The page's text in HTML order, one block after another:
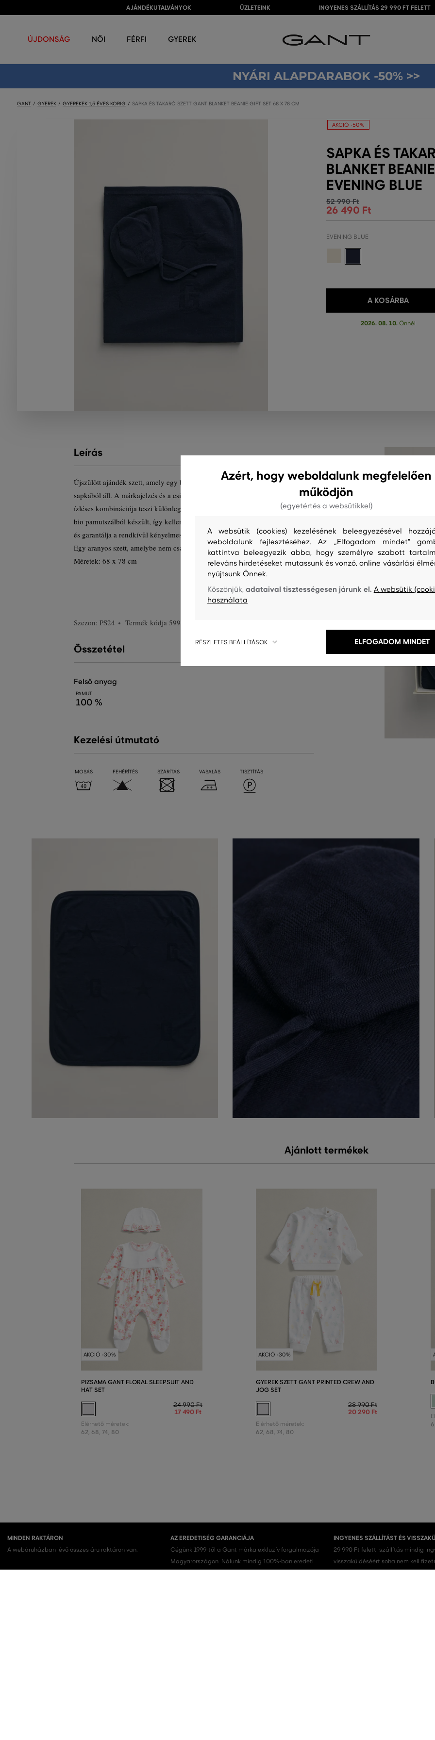
AJÁNDÉKUTALVÁNYOK ÜZLETEINK INGYENES SZÁLLÍTÁS 29 990 FT FELETT
ÚJDONSÁG NŐI FÉRFI GYEREK
NYÁRI ALAPDARABOK -50% >>
GANT GYEREK GYEREKEK 1,5 ÉVES KORIG SAPKA ÉS TAKARÓ SZETT GANT BLANKET BEANIE GIFT SET 68 X 78 CM
AKCIÓ -50%
SAPKA ÉS
BLANKET
EVENING BLUE
52 990 Ft
26 490 Ft
EVENING BLUE
A KOSÁRBA
2026. 08. 10. Önnél
Leírás
Újszülött ajándék szett, amely egy babatakaróból és egy zsinórral ellátott
sapkából áll. A márkajelzés és a csillagok, valamint a kontrasztos szegélyek
ízléses kombinációja teszi különlegessé. A bársonyosan puha tapintású anyag
bio pamutszálból készült, így kellemesen melegen tart, tökéletesen légáteresztő
és garantálja a rendkívül kényelmes érzést és elégedettséget viselés közben.
Egy aranyos szett, amelybe nem csak kisbabája fog azonnal beleszeretni.
Méretek: 68 x 78 cm
Szezon: PS24 Termék kódja 599133-723-GC-433-0
Összetétel
felső anyag
PAMUT
100 %
Kezelési útmutató
MOSÁS FEHÉRÍTÉS SZÁRÍTÁS VASALÁS TISZTÍTÁS
Ajánlott termékek
AKCIÓ -30%
PIZSAMA GANT FLORAL SLEEPSUIT AND
HAT SET
24 990 Ft
17 490 Ft
Elérhető méretek:
62, 68, 74, 80
AKCIÓ -30%
GYEREK SZETT GANT PRINTED CREW AND
JOG SET
28 990 Ft
20 290 Ft
Elérhető méretek:
62, 68, 74, 80
MINDEN RAKTÁRON
A webáruházban lévő összes áru raktáron van.
AZ EREDETISÉG GARANCIÁJA
Cégünk 1999-től a Gant márka exkluzív forgalmazója
Magyarországon. Nálunk mindig 100%-ban eredeti
INGYENES SZÁLLÍTÁST ÉS
29 990 Ft feletti szállítás mindig
visszaküldéséért soha nem kell
Azért, hogy weboldalunk megfelelően
működjön
(egyetértés a websütikkel)
A websütik (cookies) kezelésének beleegyezésével
weboldalunk fejlesztéséhez. Az „Elfogadom mindet"
kattintva beleegyezik abba, hogy személyre szabott
releváns hirdetéseket mutassunk és vonzó, online vásárlási
nyújtsunk Önnek.
Köszönjük,adataival tisztességesen járunk el. A websütik
használata
RÉSZLETES BEÁLLÍTÁSOK ELFOGADOM MINDET